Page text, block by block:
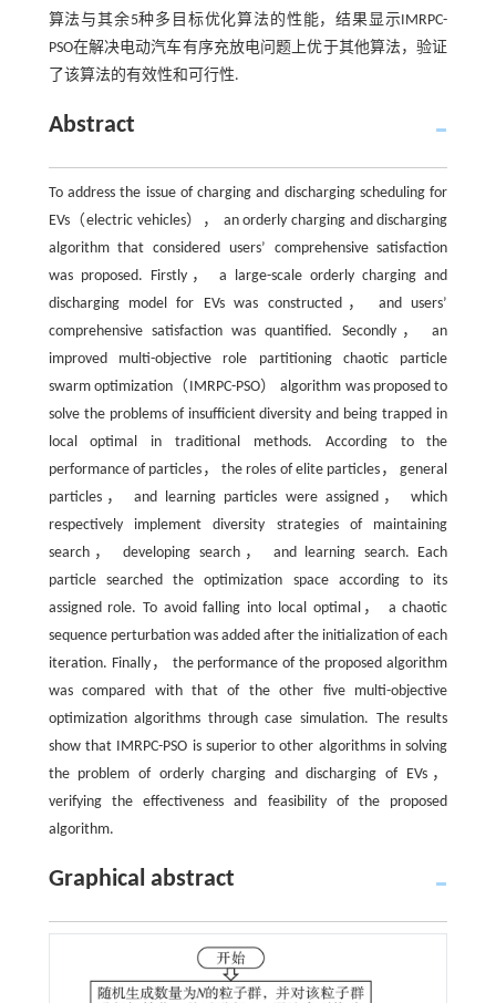
算法与其余5种多目标优化算法的性能，结果显示IMRPC-
PSO在解决电动汽车有序充放电问题上优于其他算法，验证
了该算法的有效性和可行性.
Abstract
To address the issue of charging and discharging scheduling for
EVs（electric vehicles）， an orderly charging and discharging
algorithm that considered users’ comprehensive satisfaction
was proposed. Firstly， a large-scale orderly charging and
discharging model for EVs was constructed， and users’
comprehensive satisfaction was quantified. Secondly， an
improved multi-objective role partitioning chaotic particle
swarm optimization（IMRPC-PSO） algorithm was proposed to
solve the problems of insufficient diversity and being trapped in
local optimal in traditional methods. According to the
performance of particles， the roles of elite particles， general
particles， and learning particles were assigned， which
respectively implement diversity strategies of maintaining
search， developing search， and learning search. Each
particle searched the optimization space according to its
assigned role. To avoid falling into local optimal， a chaotic
sequence perturbation was added after the initialization of each
iteration. Finally， the performance of the proposed algorithm
was compared with that of the other five multi-objective
optimization algorithms through case simulation. The results
show that IMRPC-PSO is superior to other algorithms in solving
the problem of orderly charging and discharging of EVs，
verifying the effectiveness and feasibility of the proposed
algorithm.
Graphical abstract